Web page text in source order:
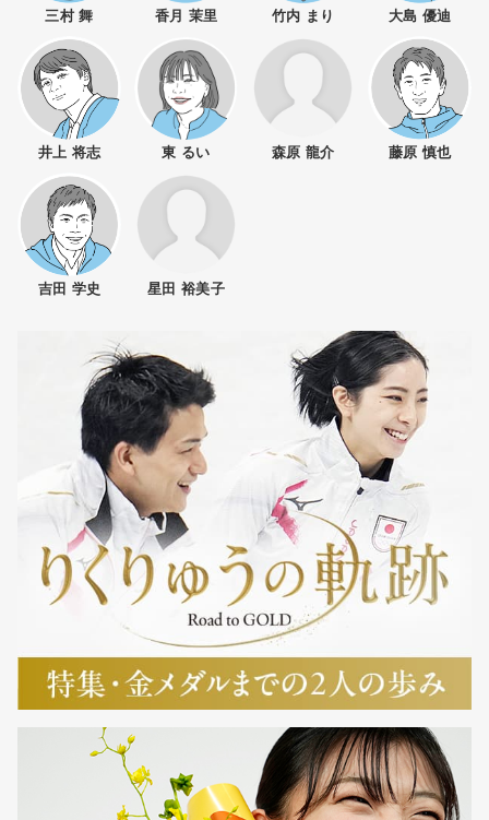
三村 舞 香月 茉里 竹内 まり 大島 優迪
井上 将志 東 るい 森原 龍介 藤原 慎也
吉田 学史 星田 裕美子